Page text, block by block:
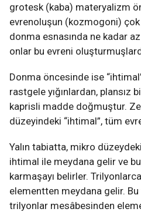
grotesk (kaba) materyalizm
evrenoluşun (kozmogoni)
donma esnasında ne kadar
onlar bu evreni
Donma öncesinde ise
rastgele yığınlardan, plansız
kaprisli madde doğmuştur.
düzeyindeki “ihtimal”, tüm
Yalın tabiatta, mikro
ihtimal ile meydana gelir ve
karmaşayı belirler.
elementten meydana gelir. Bu
trilyonlar mesâbesinden